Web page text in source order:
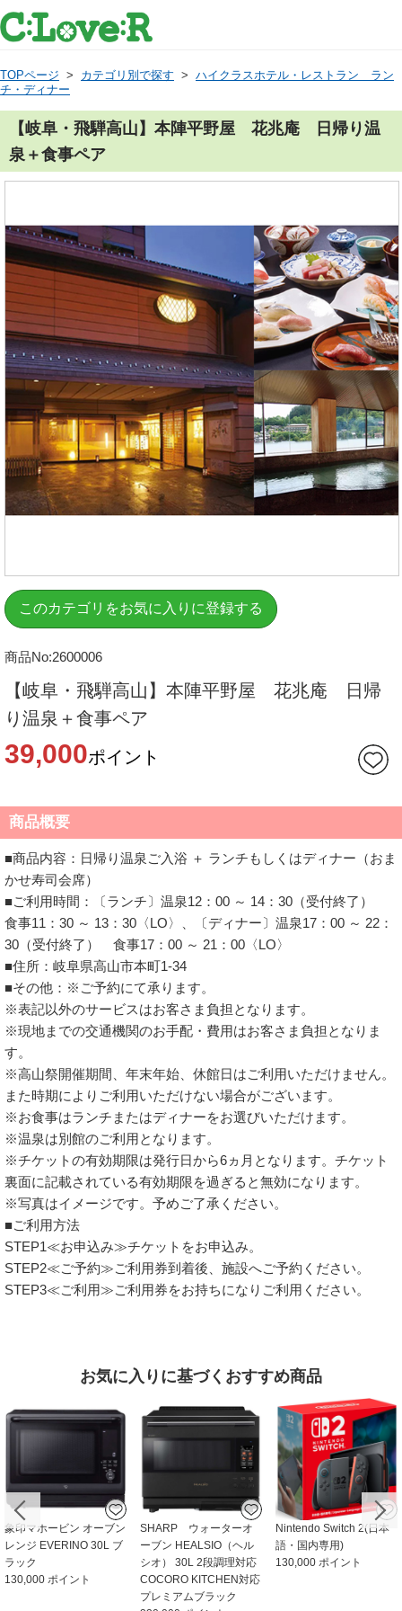
TOPページ > カテゴリ別で探す > ハイクラスホテル・レストラン ラン
チ・ディナー
【岐阜・飛騨高山】本陣平野屋 花兆庵 日帰り温
泉＋食事ペア
このカテゴリをお気に入りに登録する
商品No:2600006
【岐阜・飛騨高山】本陣平野屋 花兆庵 日帰
り温泉＋食事ペア
39,000ポイント
商品概要
■商品内容：日帰り温泉ご入浴 ＋ ランチもしくはディナー（おま
かせ寿司会席）
■ご利用時間：〔ランチ〕温泉12：00 ～ 14：30（受付終了）
食事11：30 ～ 13：30〈LO〉、〔ディナー〕温泉17：00 ～ 22：
30（受付終了） 食事17：00 ～ 21：00〈LO〉
■住所：岐阜県高山市本町1-34
■その他：※ご予約にて承ります。
※表記以外のサービスはお客さま負担となります。
※現地までの交通機関のお手配・費用はお客さま負担となりま
す。
※高山祭開催期間、年末年始、休館日はご利用いただけません。
また時期によりご利用いただけない場合がございます。
※お食事はランチまたはディナーをお選びいただけます。
※温泉は別館のご利用となります。
※チケットの有効期限は発行日から6ヵ月となります。チケット
裏面に記載されている有効期限を過ぎると無効になります。
※写真はイメージです。予めご了承ください。
■ご利用方法
STEP1≪お申込み≫チケットをお申込み。
STEP2≪ご予約≫ご利用券到着後、施設へご予約ください。
STEP3≪ご利用≫ご利用券をお持ちになりご利用ください。
お気に⼊りに基づくおすすめ商品
象印マホービン オーブン
レンジ EVERINO 30L ブ
ラック
130,000 ポイント
SHARP ウォーターオ
ーブン HEALSIO（ヘル
シオ） 30L 2段調理対応
COCORO KITCHEN対応
プレミアムブラック
Nintendo Switch 2(日本
語・国内専用)
130,000 ポイント